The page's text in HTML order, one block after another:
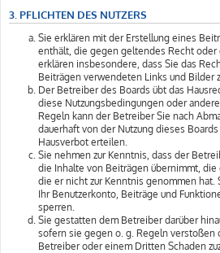
3. PFLICHTEN DES NUTZERS
Sie erklären mit der Erstellung eines
enthält, die gegen geltendes Recht
erklären insbesondere, dass Sie das
Beiträgen verwendeten Links und Bilder
Der Betreiber des Boards übt das
diese Nutzungsbedingungen oder
Regeln kann der Betreiber Sie nach
dauerhaft von der Nutzung dieses
Hausverbot erteilen.
Sie nehmen zur Kenntnis, dass der
die Inhalte von Beiträgen übernimmt,
die er nicht zur Kenntnis genommen hat.
Ihr Benutzerkonto, Beiträge und
sperren.
Sie gestatten dem Betreiber darüber
sofern sie gegen o. g. Regeln verstoßen
Betreiber oder einem Dritten Schaden